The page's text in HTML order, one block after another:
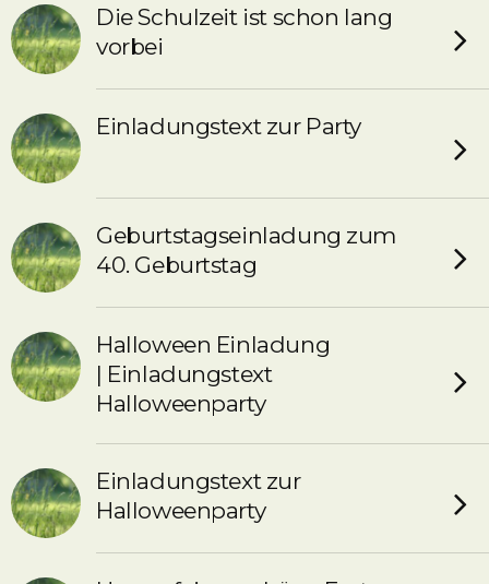
Die Schulzeit ist schon lang
vorbei
Einladungstext zur Party
Geburtstagseinladung zum
40. Geburtstag
Halloween Einladung
| Einladungstext
Halloweenparty
Einladungstext zur
Halloweenparty